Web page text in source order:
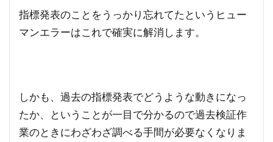
指標発表のことをうっかり忘れてたというヒュー
マンエラーはこれで確実に解消します。
しかも、過去の指標発表でどうような動きになっ
たか、ということが一目で分かるので過去検証作
業のときにわざわざ調べる手間が必要なくなりま